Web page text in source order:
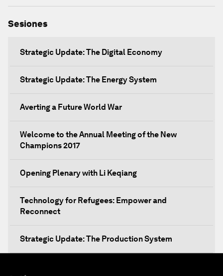
Sesiones
Strategic Update: The Digital Economy
Strategic Update: The Energy System
Averting a Future World War
Welcome to the Annual Meeting of the New
Champions 2017
Opening Plenary with Li Keqiang
Technology for Refugees: Empower and
Reconnect
Strategic Update: The Production System